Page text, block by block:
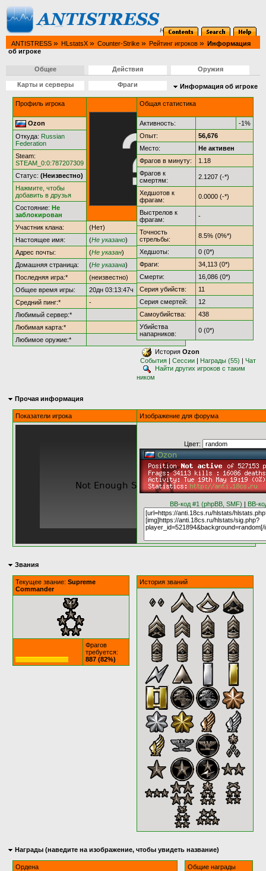
ANTISTRESS » HLstatsX » Counter-Strike » Рейтинг игроков » Информация
об игроке
Общее Действия Оружия
Карты и серверы Фраги Информация об игроке
Профиль игрока
Ozon
Откуда: Russian
Federation
Steam:
STEAM_0:0:787207309
Статус: (Неизвестно)
Нажмите, чтобы
добавить в друзья
Состояние: Не
заблокирован
Участник клана:
(Нет)
Настоящее имя:
(Не указано)
Адрес почты:
(Не указан)
Домашняя страница:
(Не указана)
Последняя игра:*
(неизвестно)
Общее время игры:
20дн 03:13:47ч
Средний пинг:*
-
Любимый сервер:*
Любимая карта:*
Любимое оружие:*
Общая статистика
Активность:
-1%
Опыт:
56,676
Место:
Не активен
Фрагов в минуту:
1.18
Фрагов к
смертям:
2.1207 (-*)
Хедшотов к
фрагам:
0.0000 (-*)
Выстрелов к
фрагам:
-
Точность
стрельбы:
8.5% (0%*)
Хедшоты:
0 (0*)
Фраги:
34,113 (0*)
Смерти:
16,086 (0*)
Серия убийств:
11
Серия смертей:
12
Самоубийства:
438
Убийства
напарников:
0 (0*)
ИсторияOzon
События |Сессии | Награды (55) |Чат
Найти других игроков с таким
ником
Прочая информация
Показатели игрока Изображение для форума
Цвет:
BB-код #1 (phpBB, SMF) | BB-
Звания
Текущее звание: Supreme
Commander
Фрагов
требуется:
887 (82%)
История званий
Награды (наведите на изображение, чтобы увидеть название)
Ордена Общие награды